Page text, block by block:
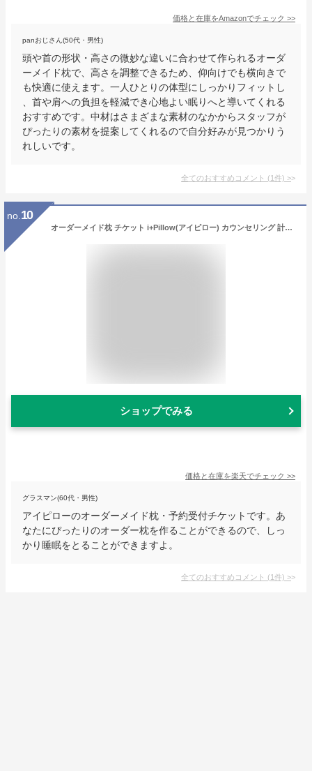
価格と在庫をAmazonでチェック >>
panおじさん(50代・男性)
頭や首の形状・高さの微妙な違いに合わせて作られるオーダ
ーメイド枕で、高さを調整できるため、仰向けでも横向きで
も快適に使えます。一人ひとりの体型にしっかりフィットし
、首や肩への負担を軽減でき心地よい眠りへと導いてくれる
おすすめです。中材はさまざまな素材のなかからスタッフが
ぴったりの素材を提案してくれるので自分好みが見つかりう
れしいです。
全てのおすすめコメント (1件) >
no. 10
オーダーメイド枕 チケット i+Pillow(アイピロー) カウンセリング 計測 して作るオーダーメイド枕の予約受付チケット 【オーダー枕 オーダー 枕 ギフト 枕難民 プレゼント 忘年会 券 景品 賞品 まくら オーダーメード おすすめ】
ショップでみる
価格と在庫を楽天でチェック >>
グラスマン(60代・男性)
アイピローのオーダーメイド枕・予約受付チケットです。あ
なたにぴったりのオーダー枕を作ることができるので、しっ
かり睡眠をとることができますよ。
全てのおすすめコメント (1件) >